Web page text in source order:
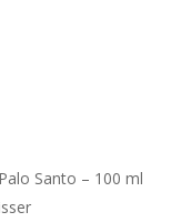
Santo – 100 ml